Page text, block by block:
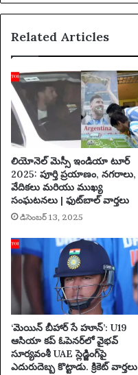
వె
య
లే
ద
నే
యం
తో
మె
ట్
లీ
సు
లు
త్ర
చా
ర
ణ
ను
Related Articles
లియోనెల్ మెస్సీ ఇండియా టూర్
2025: పూర్తి ప్రయాణం, నగరాలు,
వేదికలు మరియు ముఖ్య
సంఘటనలు | ఫుట్‌బాల్ వార్తలు
డిసెంబర్ 13, 2025
‘మెయిన్ బీహార్ సే హూన్’: U19
ఆసియా కప్ ఓపెనర్‌లో వైభవ్
సూర్యవంశీ UAE స్లెడ్జింగ్‌పై
ఎదురుదెబ్బ కొట్టాడు. క్రికెట్ వార్తలు